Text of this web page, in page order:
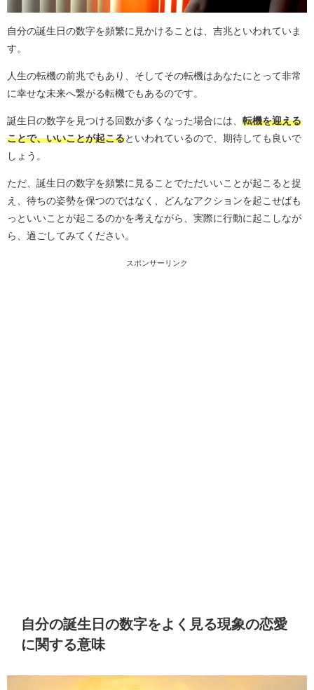
自分の誕生日の数字を頻繁に見かけることは、吉兆といわれていま
す。
人生の転機の前兆でもあり、そしてその転機はあなたにとって非常
に幸せな未来へ繋がる転機でもあるのです。
誕生日の数字を見つける回数が多くなった場合には、 転機を迎える
ことで、いいことが起こるといわれているので、期待しても良いで
しょう。
ただ、誕生日の数字を頻繁に見ることでただいいことが起こると捉
え、待ちの姿勢を保つのではなく、どんなアクションを起こせばも
っといいことが起こるのかを考えながら、実際に行動に起こしなが
ら、過ごしてみてください。
スポンサーリンク
自分の誕生日の数字をよく見る現象の恋愛
に関する意味